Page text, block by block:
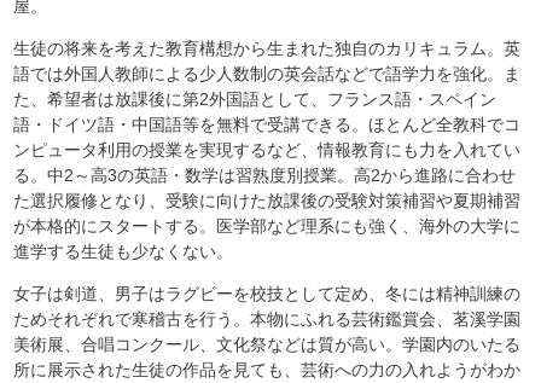
屋。
生徒の将来を考えた教育構想から生まれた独自のカリキュラム。英
語では外国人教師による少人数制の英会話などで語学力を強化。ま
た、希望者は放課後に第2外国語として、フランス語・スペイン
語・ドイツ語・中国語等を無料で受講できる。ほとんど全教科でコ
ンピュータ利用の授業を実現するなど、情報教育にも力を入れてい
る。中2～高3の英語・数学は習熟度別授業。高2から進路に合わせ
た選択履修となり、受験に向けた放課後の受験対策補習や夏期補習
が本格的にスタートする。医学部など理系にも強く、海外の大学に
進学する生徒も少なくない。
女子は剣道、男子はラグビーを校技として定め、冬には精神訓練の
ためそれぞれで寒稽古を行う。本物にふれる芸術鑑賞会、茗溪学園
美術展、合唱コンクール、文化祭などは質が高い。学園内のいたる
所に展示された生徒の作品を見ても、芸術への力の入れようがわか